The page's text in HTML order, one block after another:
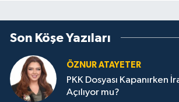
Son Köşe Yazıları
ÖZNUR ATAYETER
PKK Dosyası Kapanırken
Açılıyor mu?